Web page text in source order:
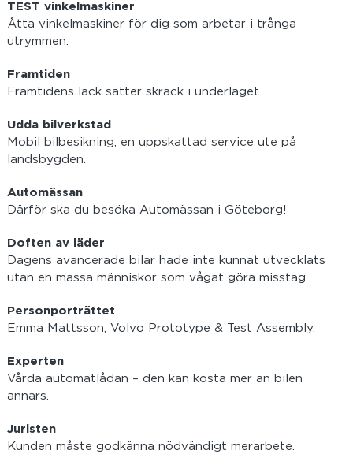
TEST vinkelmaskiner
Åtta vinkelmaskiner för dig som arbetar i trånga
utrymmen.
Framtiden
Framtidens lack sätter skräck i underlaget.
Udda bilverkstad
Mobil bilbesikning, en uppskattad service ute på
landsbygden.
Automässan
Därför ska du besöka Automässan i Göteborg!
Doften av läder
Dagens avancerade bilar hade inte kunnat utvecklats
utan en massa människor som vågat göra misstag.
Personporträttet
Emma Mattsson, Volvo Prototype & Test Assembly.
Experten
Vårda automatlådan – den kan kosta mer än bilen
annars.
Juristen
Kunden måste godkänna nödvändigt merarbete.